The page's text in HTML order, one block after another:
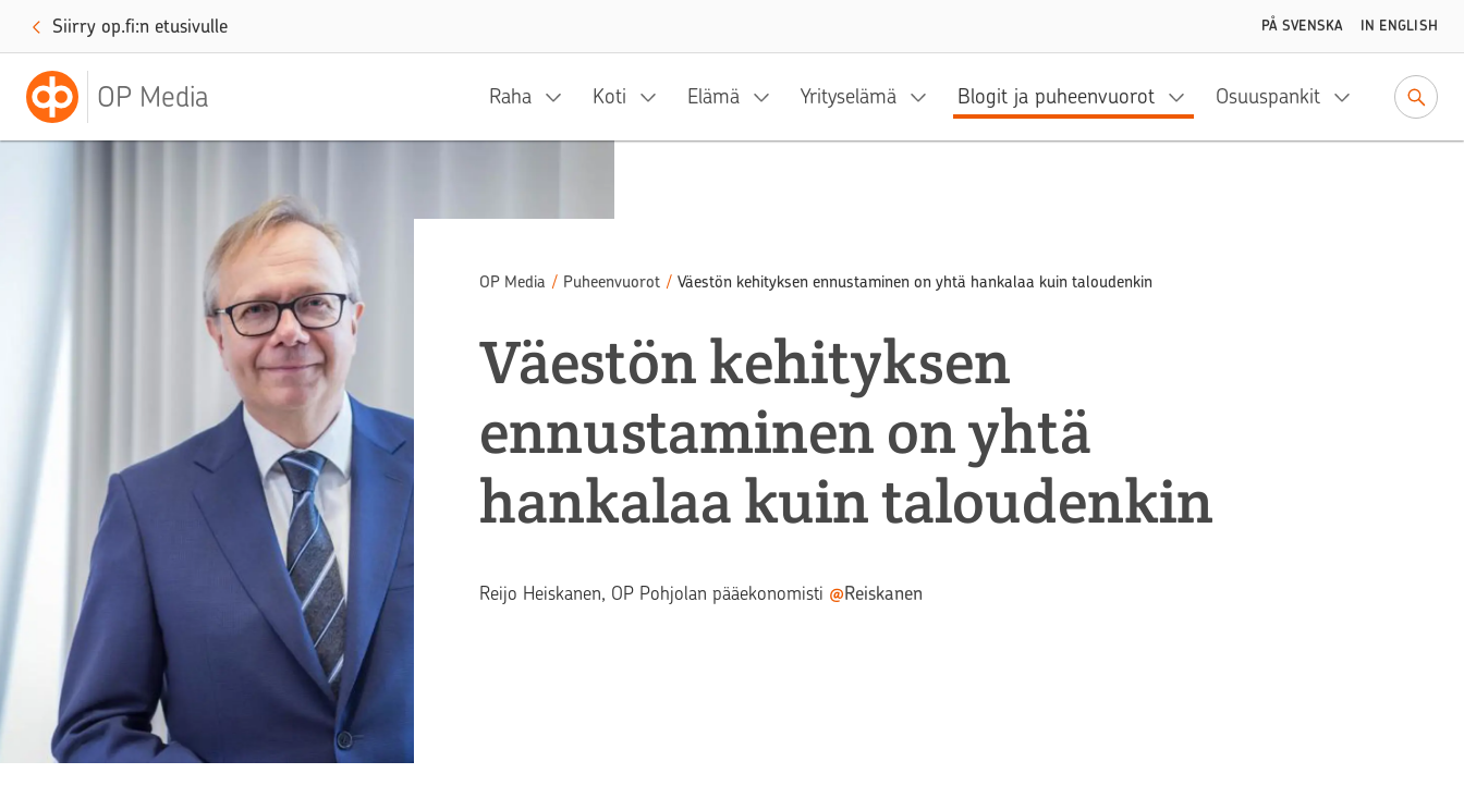
Siirry op.fi:n etusivulle PÅ SVENSKA IN ENGLISH
OP Media Raha Koti Elämä Yrityselämä Blogit ja puheenvuorot Osuuspankit
OP Media / Puheenvuorot / Väestön kehityksen ennustaminen on yhtä hankalaa kuin taloudenkin
Väestön kehityksen
ennustaminen on yhtä
hankalaa kuin taloudenkin
Teksti
Reijo Heiskanen, OP Pohjolan pääekonomisti @Reiskanen